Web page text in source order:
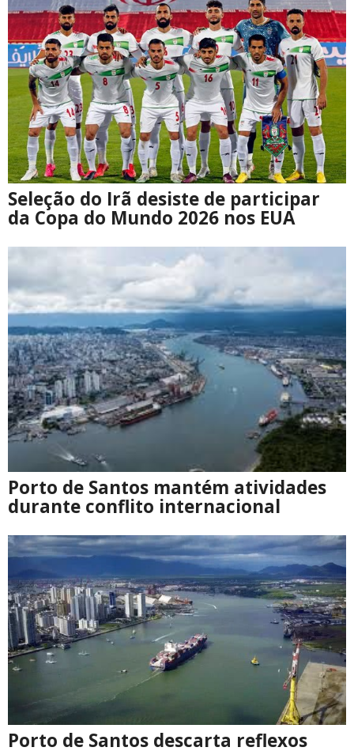
Seleção do Irã desiste de participar
da Copa do Mundo 2026 nos EUA
Porto de Santos mantém atividades
durante conflito internacional
Porto de Santos descarta reflexos